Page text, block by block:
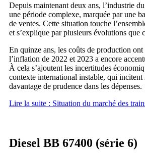
Depuis maintenant deux ans, l’industrie
une période complexe, marquée par une
de ventes. Cette situation touche
et s’explique par plusieurs évolutions que
En quinze ans, les coûts de production
l’inflation de 2022 et 2023 a encore
À cela s’ajoutent les incertitudes
contexte international instable, qui incitent
davantage de prudence dans les dépenses.
Lire la suite : Situation du marché des
Diesel BB 67400 (série 6)